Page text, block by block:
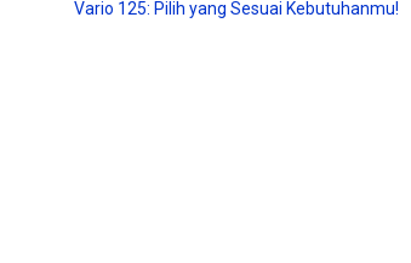
Vario 125: Pilih yang Sesuai Kebutuhanmu!